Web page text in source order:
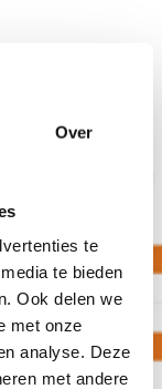
Over
te
te bieden
Ook delen we
met onze
analyse. Deze
met andere